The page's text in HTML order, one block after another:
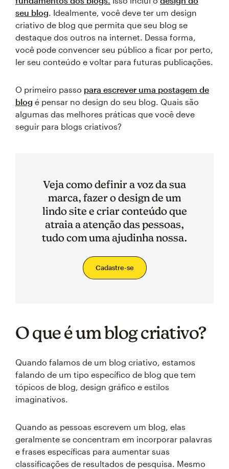
seu blog. Idealmente, você deve ter um design
criativo de blog que permita que seu blog se
destaque dos outros na internet. Dessa forma,
você pode convencer seu público a ficar por perto,
ler seu conteúdo e voltar para futuras publicações.
O primeiro passo para escrever uma postagem de
blog é pensar no design do seu blog. Quais são
algumas das melhores práticas que você deve
seguir para blogs criativos?
Veja como definir a voz da sua
marca, fazer o design de um
lindo site e criar conteúdo que
atraia a atenção das pessoas,
tudo com uma ajudinha nossa.
Cadastre-se
O que é um blog criativo?
Quando falamos de um blog criativo, estamos
falando de um tipo específico de blog que tem
tópicos de blog, design gráfico e estilos
imaginativos.
Quando as pessoas escrevem um blog, elas
geralmente se concentram em incorporar palavras
e frases específicas para aumentar suas
classificações de resultados de pesquisa. Mesmo